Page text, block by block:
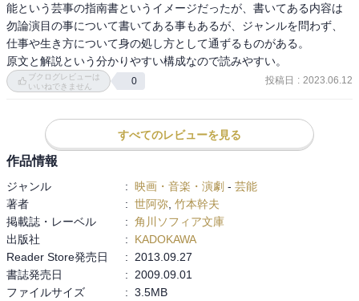
能という芸事の指南書というイメージだったが、書いてある内容は
勿論演目の事について書いてある事もあるが、ジャンルを問わず、
仕事や生き方について身の処し方として通ずるものがある。
原文と解説という分かりやすい構成なので読みやすい。
ブクログレビューは
いいねできません
0 投稿日 : 2023.06.12
すべてのレビューを見る
作品情報
ジャンル : 映画・音楽・演劇 - 芸能
著者
: 世阿弥 竹本幹夫
掲載誌・レーベル
: 角川ソフィア文庫
出版社
:
KADOKAWA
Reader Store発売日
:
2013.09.27
書誌発売日
:
2009.09.01
ファイルサイズ
: 3.5MB